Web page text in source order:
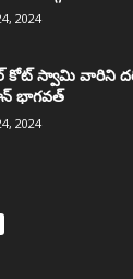
2024
కోట్‌ స్వామి వారిని
భాగవత్
2024